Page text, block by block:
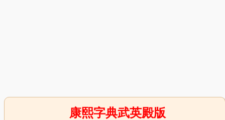
康熙字典武英殿版